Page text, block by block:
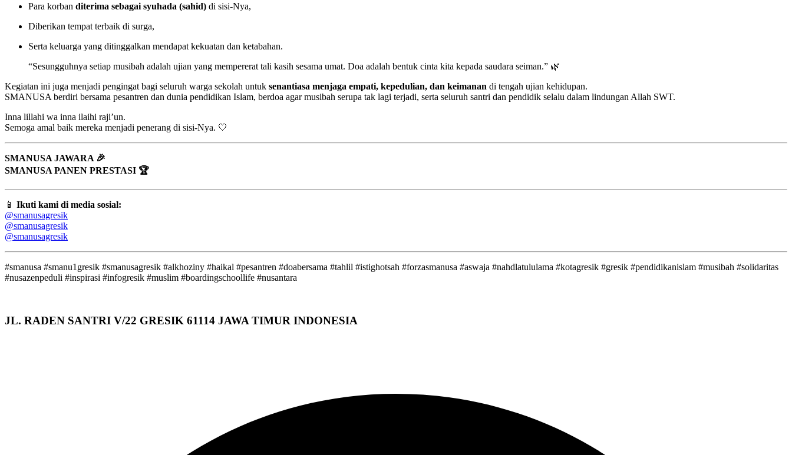
Para korban diterima sebagai syuhada (sahid) di sisi-Nya,
Diberikan tempat terbaik di surga,
Serta keluarga yang ditinggalkan mendapat kekuatan dan ketabahan.
“Sesungguhnya setiap musibah adalah ujian yang mempererat tali kasih sesama umat. Doa adalah bentuk cinta kita kepada saudara seiman.” 🌿
Kegiatan ini juga menjadi pengingat bagi seluruh warga sekolah untuk senantiasa menjaga empati, kepedulian, dan keimanan di tengah ujian kehidupan.
SMANUSA berdiri bersama pesantren dan dunia pendidikan Islam, berdoa agar musibah serupa tak lagi terjadi, serta seluruh santri dan pendidik selalu dalam lindungan Allah SWT.
Inna lillahi wa inna ilaihi raji’un.
Semoga amal baik mereka menjadi penerang di sisi-Nya. 🤍
SMANUSA JAWARA 🎉
SMANUSA PANEN PRESTASI 🏆
📱 Ikuti kami di media sosial:
@smanusagresik
@smanusagresik
@smanusagresik
#smanusa #smanu1gresik #smanusagresik #alkhoziny #haikal #pesantren #doabersama #tahlil #istighotsah #forzasmanusa #aswaja #nahdlatululama #kotagresik #gresik #pendidikanislam #musibah #solidaritas
#nusazenpeduli #inspirasi #infogresik #muslim #boardingschoollife #nusantara
JL. RADEN SANTRI V/22 GRESIK 61114 JAWA TIMUR INDONESIA